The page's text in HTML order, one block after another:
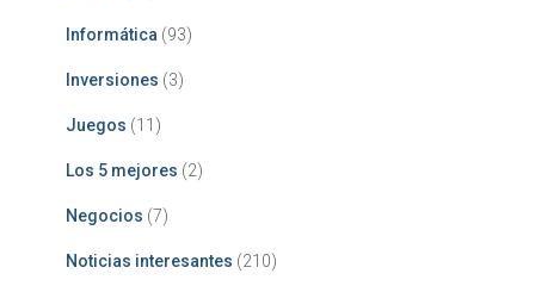
Informática (93)
Inversiones (3)
Juegos (11)
Los 5 mejores (2)
Negocios (7)
Noticias interesantes (210)